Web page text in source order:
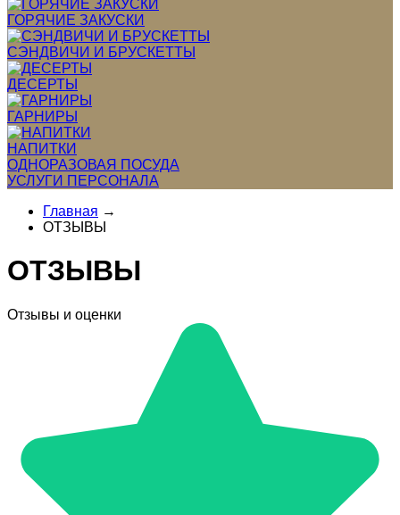
ГОРЯЧИЕ ЗАКУСКИ
СЭНДВИЧИ И БРУСКЕТТЫ
ДЕСЕРТЫ
ГАРНИРЫ
НАПИТКИ
ОДНОРАЗОВАЯ ПОСУДА
УСЛУГИ ПЕРСОНАЛА
Главная →
ОТЗЫВЫ
ОТЗЫВЫ
Отзывы и оценки